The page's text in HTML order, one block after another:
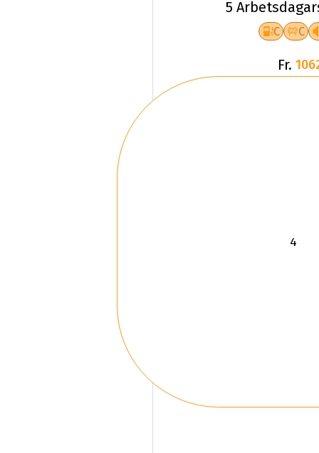
5
C C
Fr.